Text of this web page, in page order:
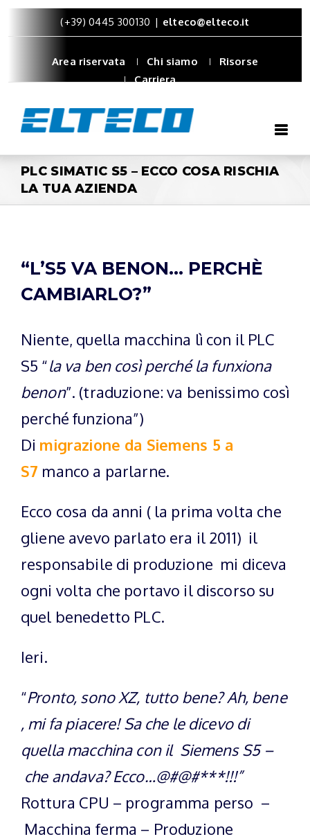
(+39) 0445 300130 | elteco@elteco.it
Area riservata Chi siamo
Risorse
Carriera
PLC SIMATIC S5 – ECCO COSA RISCHIA
LA TUA AZIENDA
“L’S5 VA BENON… PERCHÈ
CAMBIARLO?”
Niente, quella macchina lì con il PLC
S5 “la va ben così perché la funxiona
benon”. (traduzione: va benissimo così
perché funziona”)
Di migrazione da Siemens 5 a
S7 manco a parlarne.
Ecco cosa da anni ( la prima volta che
gliene avevo parlato era il 2011) il
responsabile di produzione mi diceva
ogni volta che portavo il discorso su
quel benedetto PLC.
Ieri.
“Pronto, sono XZ, tutto bene? Ah, bene
, mi fa piacere! Sa che le dicevo di
quella macchina con il Siemens S5 –
che andava? Ecco…@#@#***!!!”
Rottura CPU – programma perso –
Macchina ferma – Produzione